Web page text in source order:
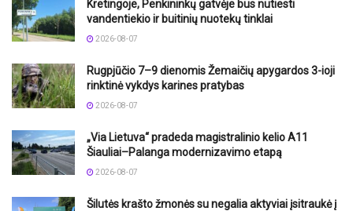
Kretingoje, Penkininkų gatvėje bus nutiesti
vandentiekio ir buitinių nuotekų tinklai
2026-08-07
Rugpjūčio 7–9 dienomis Žemaičių apygardos 3-ioji
rinktinė vykdys karines pratybas
2026-08-07
„Via Lietuva“ pradeda magistralinio kelio A11
Šiauliai–Palanga modernizavimo etapą
2026-08-07
Šilutės krašto žmonės su negalia aktyviai įsitraukė į